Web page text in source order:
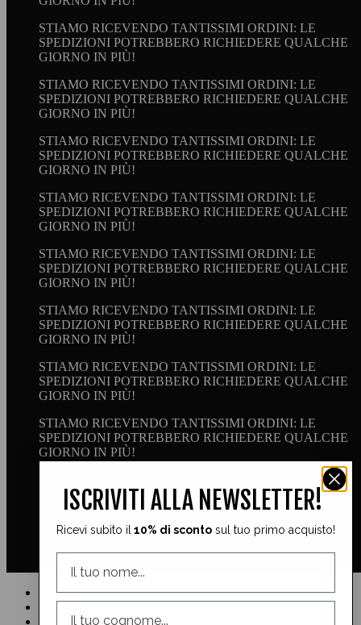
STIAMO RICEVENDO TANTISSIMI ORDINI: LE
SPEDIZIONI POTREBBERO RICHIEDERE QUALCHE
GIORNO IN PIÙ!
STIAMO RICEVENDO TANTISSIMI ORDINI: LE
SPEDIZIONI POTREBBERO RICHIEDERE QUALCHE
GIORNO IN PIÙ!
STIAMO RICEVENDO TANTISSIMI ORDINI: LE
SPEDIZIONI POTREBBERO RICHIEDERE QUALCHE
GIORNO IN PIÙ!
STIAMO RICEVENDO TANTISSIMI ORDINI: LE
SPEDIZIONI POTREBBERO RICHIEDERE QUALCHE
GIORNO IN PIÙ!
STIAMO RICEVENDO TANTISSIMI ORDINI: LE
SPEDIZIONI POTREBBERO RICHIEDERE QUALCHE
GIORNO IN PIÙ!
STIAMO RICEVENDO TANTISSIMI ORDINI: LE
SPEDIZIONI POTREBBERO RICHIEDERE QUALCHE
GIORNO IN PIÙ!
STIAMO RICEVENDO TANTISSIMI ORDINI: LE
SPEDIZIONI POTREBBERO RICHIEDERE QUALCHE
GIORNO IN PIÙ!
STIAMO RICEVENDO TANTISSIMI ORDINI: LE
SPEDIZIONI POTREBBERO RICHIEDERE QUALCHE
GIORNO IN PIÙ!
SPEDIZIONI POTREBBERO RICHIEDERE QUALCHE
GIORNO IN PIÙ!
STIAMO RICEVENDO TANTISSIMI ORDINI: LE
SPEDIZIONI POTREBBERO RICHIEDERE QUALCHE
GIORNO IN PIÙ!
Facebook
YouTube
ISCRIVITI ALLA NEWSLETTER!
Ricevi subito il 10% di scontosul tuo primo acquisto!